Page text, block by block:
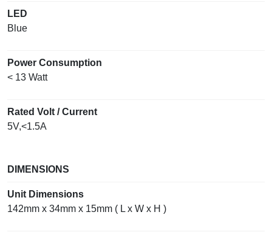
LED
Blue
Power Consumption
< 13 Watt
Rated Volt / Current
5V,<1.5A
DIMENSIONS
Unit Dimensions
142mm x 34mm x 15mm ( L x W x H )